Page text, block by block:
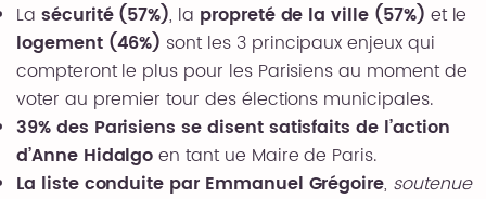
La sécurité (57%), la propreté de la ville (57%) et le
logement (46%) sont les 3 principaux enjeux qui
compteront le plus pour les Parisiens au moment de
voter au premier tour des élections municipales.
39% des Parisiens se disent satisfaits de l’action
d’Anne Hidalgoen tant ue Maire de Paris.
La liste conduite par Emmanuel Grégoire, soutenue